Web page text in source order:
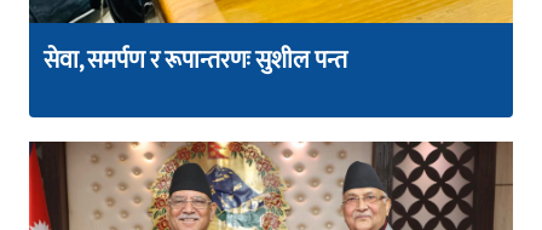
सेवा, समर्पण र रूपान्तरणः सुशील पन्त